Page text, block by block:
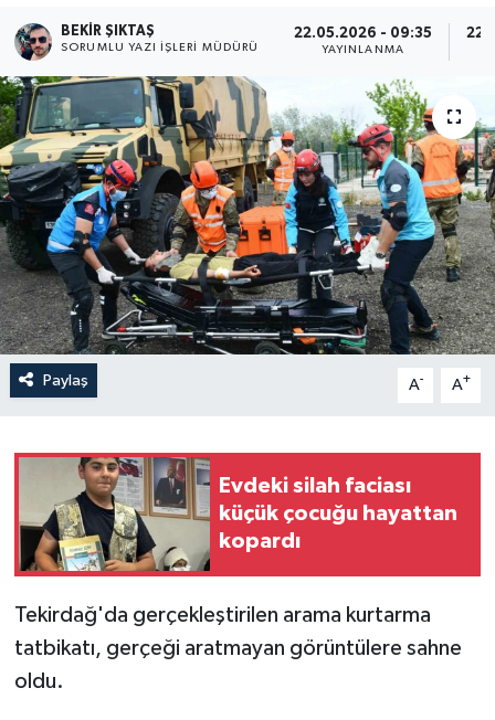
BEKIR ŞIKTAŞ
SORUMLU YAZI İŞLERI MÜDÜRÜ
22.05.2026 - 09:35
YAYINLANMA
Paylaş A- A+
Evdeki silah faciası
küçük çocuğu hayattan
kopardı
Tekirdağ'da gerçekleştirilen arama kurtarma
tatbikatı, gerçeği aratmayan görüntülere sahne
oldu.